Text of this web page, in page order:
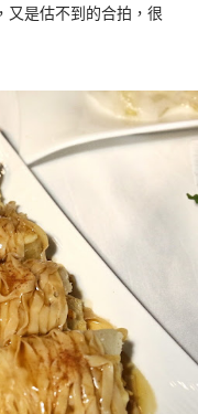
又是估不到的合拍，很